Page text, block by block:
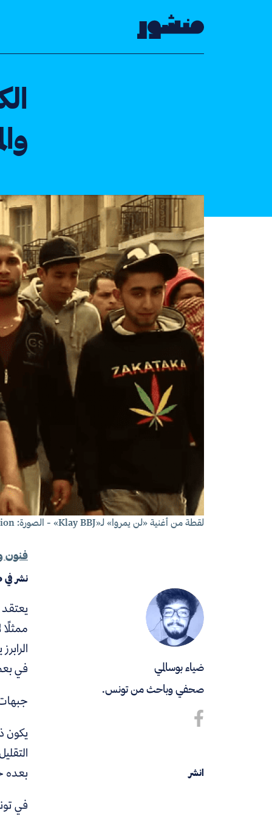
الصفحة الرئيسية
لقطة من أغنية «لن يمروا» لـ«Klay BBJ» - الصورة: No Pasaran Production
ضياء بوسالمي
صحفي وباحث من تونس.
انشر
فنون
نشر في
في
بعده
في